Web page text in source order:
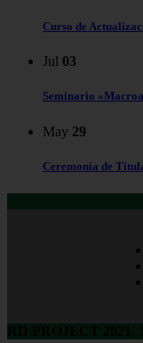
Curso de
Jul 03
Seminario
May 29
Ceremonia de